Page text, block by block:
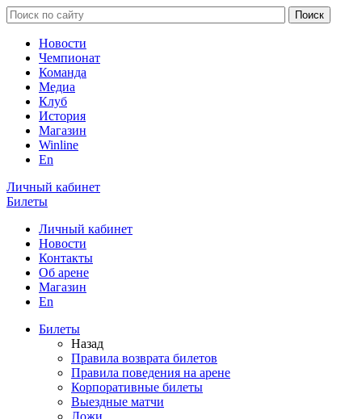
Новости
Чемпионат
Команда
Медиа
Клуб
История
Магазин
Winline
En
Личный кабинет
Билеты
Личный кабинет
Новости
Контакты
Об арене
Магазин
En
Билеты
Назад
Правила возврата билетов
Правила поведения на арене
Корпоративные билеты
Выездные матчи
Ложи